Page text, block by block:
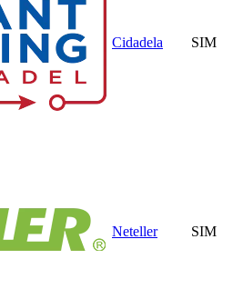
Cidadela SIM
Neteller SIM